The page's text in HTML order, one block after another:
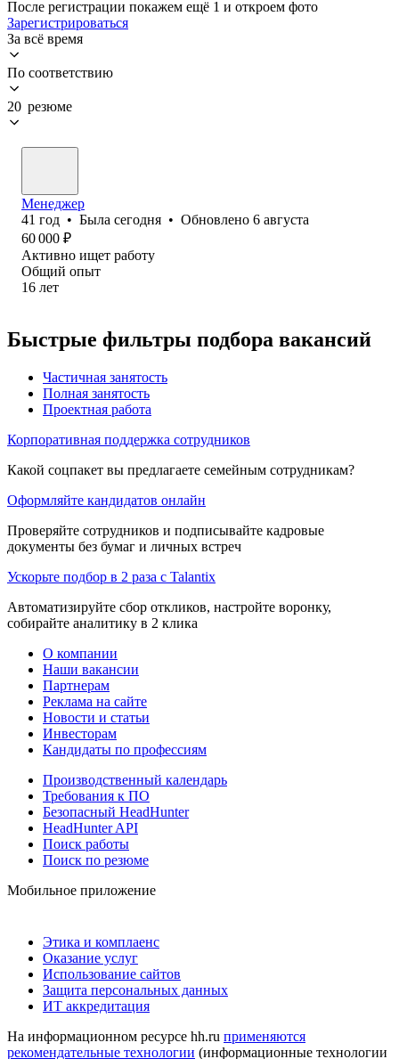
После регистрации покажем ещё 1 и откроем фото
Зарегистрироваться
За всё время
По соответствию
20 резюме
Менеджер
41 год • Была сегодня • Обновлено 6 августа
60 000 ₽
Активно ищет работу
Общий опыт
16 лет
Быстрые фильтры подбора вакансий
Частичная занятость
Полная занятость
Проектная работа
Корпоративная поддержка сотрудников
Какой соцпакет вы предлагаете семейным сотрудникам?
Оформляйте кандидатов онлайн
Проверяйте сотрудников и подписывайте кадровые
документы без бумаг и личных встреч
Ускорьте подбор в 2 раза с Talantix
Автоматизируйте сбор откликов, настройте воронку,
собирайте аналитику в 2 клика
О компании
Наши вакансии
Партнерам
Реклама на сайте
Новости и статьи
Инвесторам
Кандидаты по профессиям
Производственный календарь
Требования к ПО
Безопасный HeadHunter
HeadHunter API
Поиск работы
Поиск по резюме
Мобильное приложение
Этика и комплаенс
Оказание услуг
Использование сайтов
Защита персональных данных
ИТ аккредитация
На информационном ресурсе hh.ru применяются
рекомендательные технологии (информационные технологии